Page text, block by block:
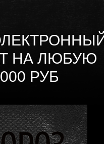
НА ЛЮБУЮ
РУБ